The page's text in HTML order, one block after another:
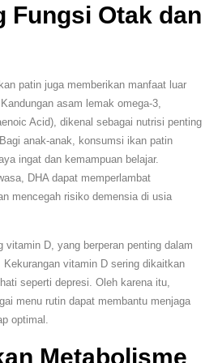
Fungsi Otak dan
patin juga memberikan manfaat luar
asam lemak omega-3,
Acid), dikenal sebagai nutrisi penting
anak-anak, konsumsi ikan patin
ingat dan kemampuan belajar.
DHA dapat memperlambat
mencegah risiko demensia di usia
vitamin D, yang berperan penting dalam
vitamin D sering dikaitkan
seperti depresi. Oleh karena itu,
menu rutin dapat membantu menjaga
optimal.
Metabolisme